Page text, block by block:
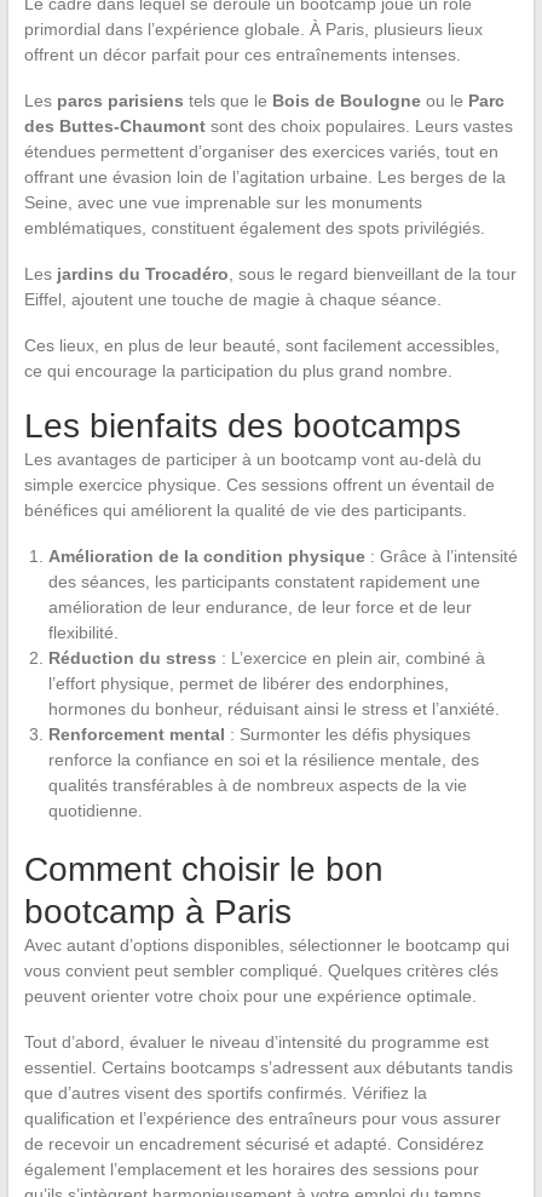
primordial dans l’expérience globale. À Paris, plusieurs lieux
offrent un décor parfait pour ces entraînements intenses.
Les parcs parisiens tels que le Bois de Boulogneou le Parc
des Buttes-Chaumontsont des choix populaires. Leurs vastes
étendues permettent d’organiser des exercices variés, tout en
offrant une évasion loin de l’agitation urbaine. Les berges de la
Seine, avec une vue imprenable sur les monuments
emblématiques, constituent également des spots privilégiés.
Les jardins du Trocadéro , sous le regard bienveillant de la tour
Eiffel, ajoutent une touche de magie à chaque séance.
Ces lieux, en plus de leur beauté, sont facilement accessibles,
ce qui encourage la participation du plus grand nombre.
Les bienfaits des bootcamps
Les avantages de participer à un bootcamp vont au-delà du
simple exercice physique. Ces sessions offrent un éventail de
bénéfices qui améliorent la qualité de vie des participants.
Amélioration de la condition physique: Grâce à l’intensité
des séances, les participants constatent rapidement une
amélioration de leur endurance, de leur force et de leur
flexibilité.
Réduction du stress : L’exercice en plein air, combiné à
l’effort physique, permet de libérer des endorphines,
hormones du bonheur, réduisant ainsi le stress et l’anxiété.
Renforcement mental : Surmonter les défis physiques
renforce la confiance en soi et la résilience mentale, des
qualités transférables à de nombreux aspects de la vie
quotidienne.
Comment choisir le bon
bootcamp à Paris
Avec autant d’options disponibles, sélectionner le bootcamp qui
vous convient peut sembler compliqué. Quelques critères clés
peuvent orienter votre choix pour une expérience optimale.
Tout d’abord, évaluer le niveau d’intensité du programme est
essentiel. Certains bootcamps s’adressent aux débutants tandis
que d’autres visent des sportifs confirmés. Vérifiez la
qualification et l’expérience des entraîneurs pour vous assurer
de recevoir un encadrement sécurisé et adapté. Considérez
également l’emplacement et les horaires des sessions pour